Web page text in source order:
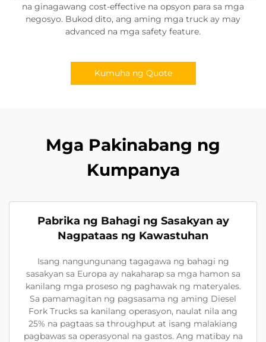
na ginagawang cost-effective na opsyon para sa mga
negosyo. Bukod dito, ang aming mga truck ay may
advanced na mga safety feature.
Kumuha ng Quote
Mga Pakinabang ng
Kumpanya
Pabrika ng Bahagi ng Sasakyan ay
Nagpataas ng Kawastuhan
Isang nangungunang tagagawa ng bahagi ng
sasakyan sa Europa ay nakaharap sa mga hamon sa
kanilang mga proseso ng paghawak ng materyales.
Sa pamamagitan ng pagsasama ng aming Diesel
Fork Trucks sa kanilang operasyon, naulat nila ang
25% na pagtaas sa throughput at isang malakiang
pagbawas sa operasyonal na gastos. Ang matibay na